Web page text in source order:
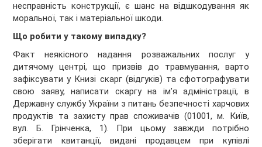
несправність конструкції, є шанс на відшкодування як
моральної, так і матеріальної шкоди.
Що робити у такому випадку?
Факт неякісного надання розважальних послуг у
дитячому центрі, що призвів до травмування, варто
зафіксувати у Книзі скарг (відгуків) та сфотографувати
свою заяву, написати скаргу на ім’я адміністрації, в
Державну службу України з питань безпечності харчових
продуктів та захисту прав споживачів (01001, м. Київ,
вул. Б. Грінченка, 1). При цьому завжди потрібно
зберігати квитанції, видані продавцем при купівлі